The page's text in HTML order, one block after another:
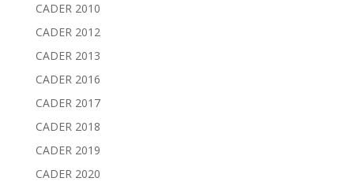
CADER 2010
CADER 2012
CADER 2013
CADER 2016
CADER 2017
CADER 2018
CADER 2019
CADER 2020